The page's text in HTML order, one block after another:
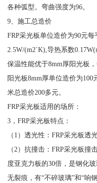
各种弧型。弯曲强度为96。
9、施工总造价
FRP采光板单位造价为90元
2.5W/(m2`K),导热系数
保温性能优于8mm厚阳光板
阳光板8mm厚单位造价为
米总造价200多元。
FRP采光板适用的场所：
3，FRP采光板特点：
（1）透光性：FRP采光板透
（2）抗撞击：FRP采光板撞
度亚克力板的30倍，是钢化
无裂痕，有“不碎玻璃”和“响钢